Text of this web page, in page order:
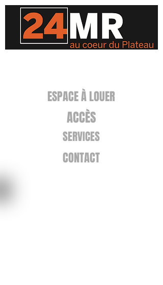
ACCÈS
SERVICES
CONTACT
ESPACE À LOUER